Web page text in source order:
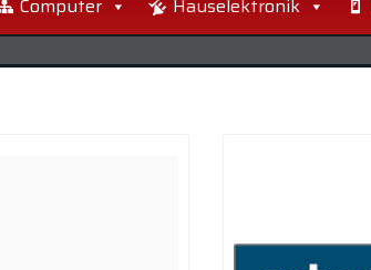
Computer Hauselektronik